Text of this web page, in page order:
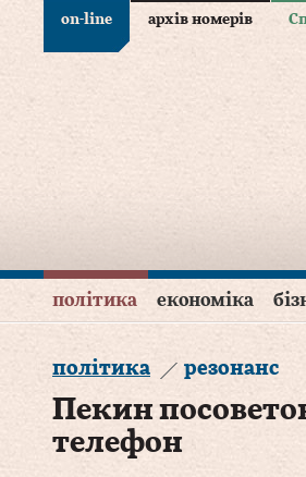
on-line архів номерів
політика економіка
політика резонанс
Пекин
телефон